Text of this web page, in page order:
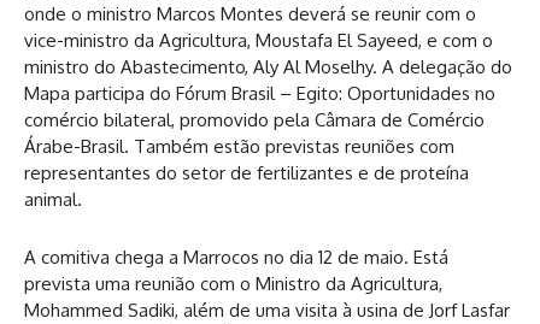
onde o ministro Marcos Montes deverá se reunir com o
vice-ministro da Agricultura, Moustafa El Sayeed, e com o
ministro do Abastecimento, Aly Al Moselhy. A delegação do
Mapa participa do Fórum Brasil – Egito: Oportunidades no
comércio bilateral, promovido pela Câmara de Comércio
Árabe-Brasil. Também estão previstas reuniões com
representantes do setor de fertilizantes e de proteína
animal.
A comitiva chega a Marrocos no dia 12 de maio. Está
prevista uma reunião com o Ministro da Agricultura,
Mohammed Sadiki, além de uma visita à usina de Jorf Lasfar